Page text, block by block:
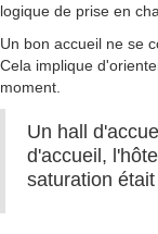
logique de prise en
Un bon accueil ne se
Cela implique
moment.
Un hall
d'accueil,
saturation